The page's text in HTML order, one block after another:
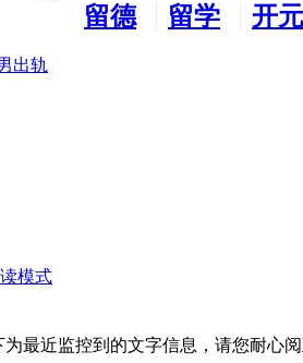
留德
留学
开元
出轨
模式
最近监控到的文字信息，请您耐心